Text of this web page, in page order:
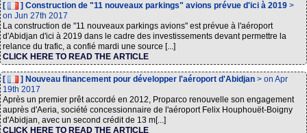
[ ] Construction de "11 nouveaux parkings" avions prévue d'ici à 2019 >
on Jun 27th 2017
La construction de "11 nouveaux parkings avions" est prévue à l'aéroport
d'Abidjan d'ici à 2019 dans le cadre des investissements devant permettre la
relance du trafic, a confié mardi une source [...]
CLICK HERE TO READ THE ARTICLE
[ ] Nouveau financement pour développer l'aéroport d'Abidjan > on Apr
19th 2017
Après un premier prêt accordé en 2012, Proparco renouvelle son engagement
auprès d'Aeria, société concessionnaire de l'aéroport Felix Houphouët-Boigny
d'Abidjan, avec un second crédit de 13 m[...]
CLICK HERE TO READ THE ARTICLE